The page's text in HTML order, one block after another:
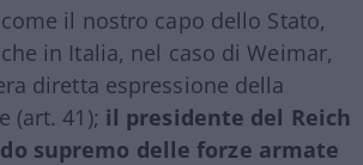
il nostro capo dello Stato,
in Italia, nel caso di Weimar,
diretta espressione della
(art. 41); il presidente del Reich
supremo delle forze armate